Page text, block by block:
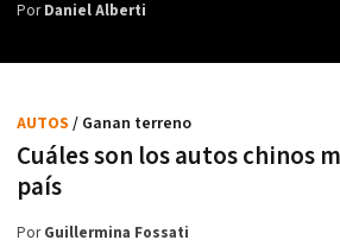
PorDaniel Alberti
Cuáles son los autos chinos
país
AUTOS / Ganan terreno
PorGuillermina Fossati